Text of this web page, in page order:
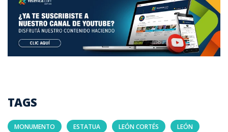
TAGS
MONUMENTO ESTATUA LEÓN CORTÉS LEÓN